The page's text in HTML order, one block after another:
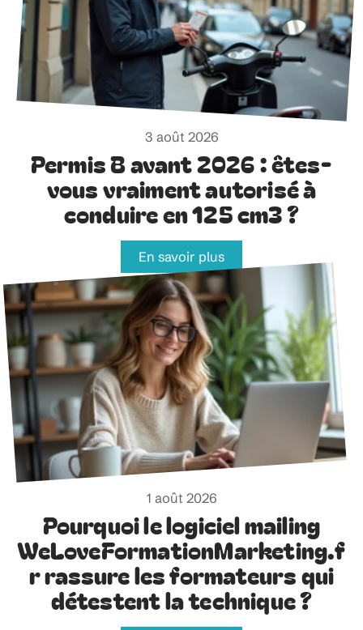
3 août 2026
Permis B avant 2026 : êtes-
vous vraiment autorisé à
conduire en 125 cm3 ?
En savoir plus
1 août 2026
Pourquoi le logiciel mailing
WeLoveFormationMarketing.f
r rassure les formateurs qui
détestent la technique ?